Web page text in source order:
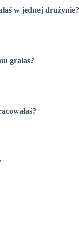
w jednej drużynie?
grałaś?